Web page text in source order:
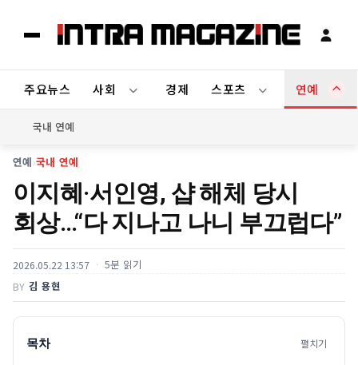
주요뉴스 사회 경제 스포츠 연예
국내 연예
연예›국내 연예
이지혜·서인영, 샵 해체 당시
회상…“다 지나고 나니 부끄럽다”
2026.05.22 13:57 5분 읽기
BY 김 용현
목차 펼치기